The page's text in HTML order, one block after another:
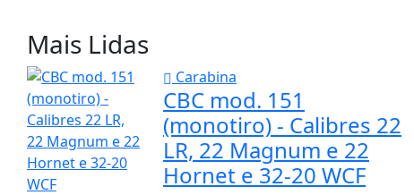
Mais Lidas
Carabina
CBC mod. 151
(monotiro) - Calibres 22
LR, 22 Magnum e 22
Hornet e 32-20 WCF